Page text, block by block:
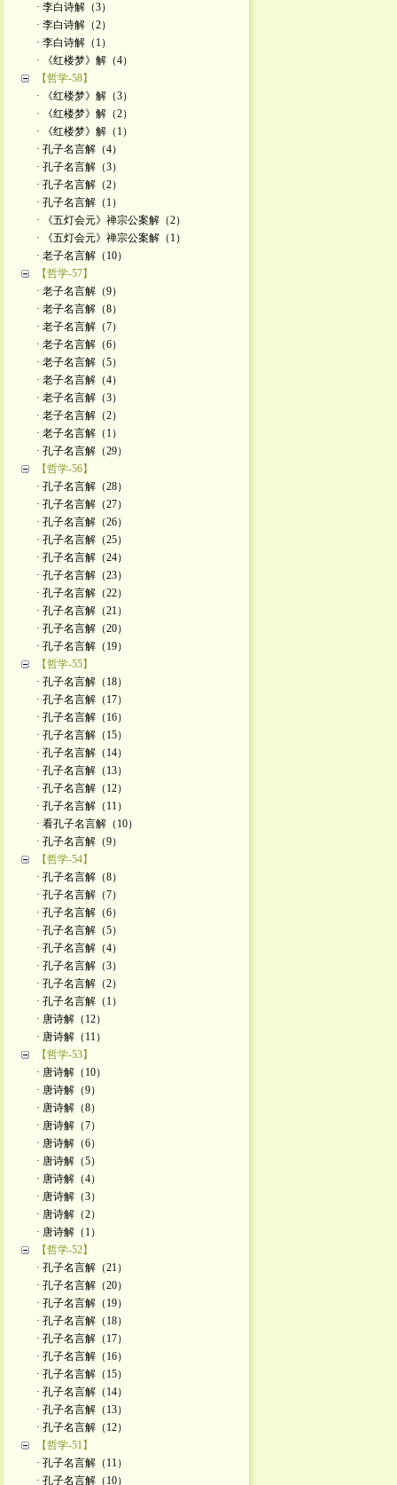
· 李白诗解（3）
· 李白诗解（2）
· 李白诗解（1）
· 《红楼梦》解（4）
【哲学-58】
· 《红楼梦》解（3）
· 《红楼梦》解（2）
· 《红楼梦》解（1）
· 孔子名言解（4）
· 孔子名言解（3）
· 孔子名言解（2）
· 孔子名言解（1）
· 《五灯会元》禅宗公案解（2）
· 《五灯会元》禅宗公案解（1）
· 老子名言解（10）
【哲学-57】
· 老子名言解（9）
· 老子名言解（8）
· 老子名言解（7）
· 老子名言解（6）
· 老子名言解（5）
· 老子名言解（4）
· 老子名言解（3）
· 老子名言解（2）
· 老子名言解（1）
· 孔子名言解（29）
【哲学-56】
· 孔子名言解（28）
· 孔子名言解（27）
· 孔子名言解（26）
· 孔子名言解（25）
· 孔子名言解（24）
· 孔子名言解（23）
· 孔子名言解（22）
· 孔子名言解（21）
· 孔子名言解（20）
· 孔子名言解（19）
【哲学-55】
· 孔子名言解（18）
· 孔子名言解（17）
· 孔子名言解（16）
· 孔子名言解（15）
· 孔子名言解（14）
· 孔子名言解（13）
· 孔子名言解（12）
· 孔子名言解（11）
· 看孔子名言解（10）
· 孔子名言解（9）
【哲学-54】
· 孔子名言解（8）
· 孔子名言解（7）
· 孔子名言解（6）
· 孔子名言解（5）
· 孔子名言解（4）
· 孔子名言解（3）
· 孔子名言解（2）
· 孔子名言解（1）
· 唐诗解（12）
· 唐诗解（11）
【哲学-53】
· 唐诗解（10）
· 唐诗解（9）
· 唐诗解（8）
· 唐诗解（7）
· 唐诗解（6）
· 唐诗解（5）
· 唐诗解（4）
· 唐诗解（3）
· 唐诗解（2）
· 唐诗解（1）
【哲学-52】
· 孔子名言解（21）
· 孔子名言解（20）
· 孔子名言解（19）
· 孔子名言解（18）
· 孔子名言解（17）
· 孔子名言解（16）
· 孔子名言解（15）
· 孔子名言解（14）
· 孔子名言解（13）
· 孔子名言解（12）
【哲学-51】
· 孔子名言解（11）
· 孔子名言解（10）